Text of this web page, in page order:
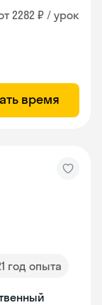
2282 ₽ / урок
время
год опыта